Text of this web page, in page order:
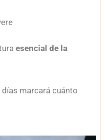
esencial de la
marcará cuánto